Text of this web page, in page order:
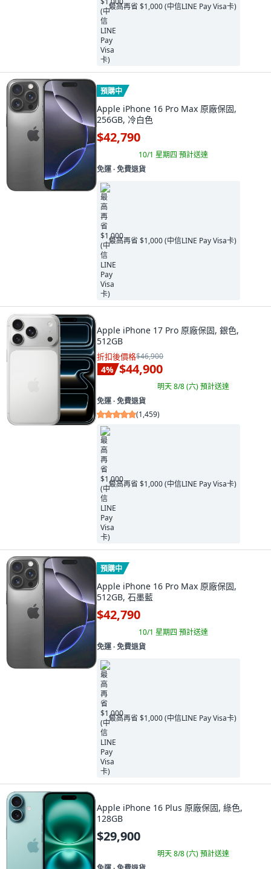
最高再省 $1,000 (中信LINE Pay Visa卡)
預購中
Apple iPhone 16 Pro Max 原廠保固,
256GB, 冷白色
$42,790
10/1 星期四 預計送達
免運 ∙ 免費退貨
最高再省 $1,000 (中信LINE Pay Visa卡)
Apple iPhone 17 Pro 原廠保固, 銀色,
512GB
折扣後價格$46,900
4% $44,900
明天 8/8 (六)預計送達
免運 ∙ 免費退貨
(1,459)
最高再省 $1,000 (中信LINE Pay Visa卡)
預購中
Apple iPhone 16 Pro Max 原廠保固,
512GB, 石墨藍
$42,790
10/1 星期四 預計送達
免運 ∙ 免費退貨
最高再省 $1,000 (中信LINE Pay Visa卡)
Apple iPhone 16 Plus 原廠保固, 綠色,
128GB
$29,900
明天 8/8 (六)預計送達